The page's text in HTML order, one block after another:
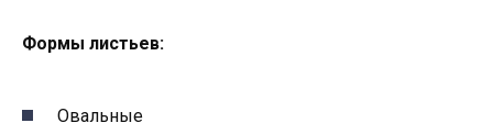
Формы листьев:
Овальные